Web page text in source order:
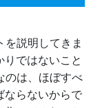
説明してきま
ではないこと
のは、ほぼすべ
ならないからで